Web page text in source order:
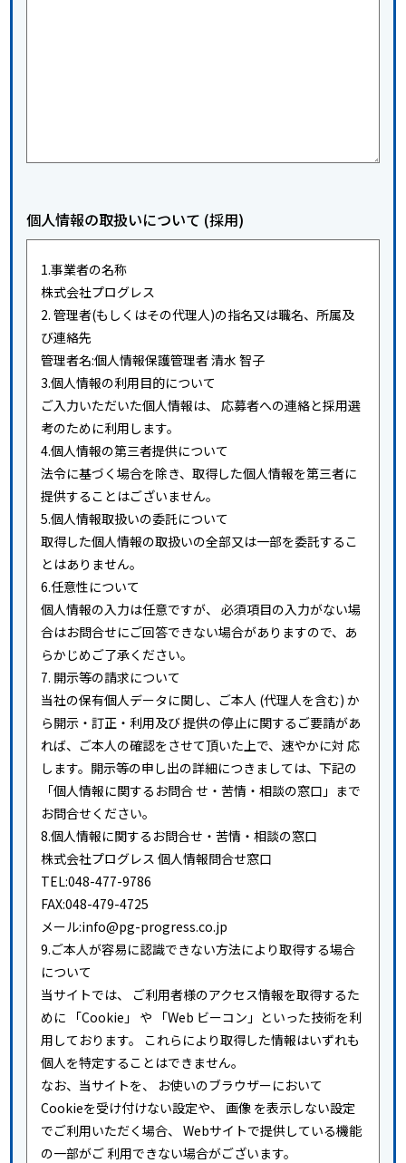
個人情報の取扱いについて (採用)
1.事業者の名称
株式会社プログレス
2. 管理者(もしくはその代理人)の指名又は職名、所属及
び連絡先
管理者名:個人情報保護管理者 清水 智子
3.個人情報の利用目的について
ご入力いただいた個人情報は、 応募者への連絡と採用選
考のために利用します。
4.個人情報の第三者提供について
法令に基づく場合を除き、取得した個人情報を第三者に
提供することはございません。
5.個人情報取扱いの委託について
取得した個人情報の取扱いの全部又は一部を委託するこ
とはありません。
6.任意性について
個人情報の入力は任意ですが、 必須項目の入力がない場
合はお問合せにご回答できない場合がありますので、あ
らかじめご了承ください。
7. 開示等の請求について
当社の保有個人データに関し、ご本人 (代理人を含む) か
ら開示・訂正・利用及び 提供の停止に関するご要請があ
れば、ご本人の確認をさせて頂いた上で、速やかに対 応
します。開示等の申し出の詳細につきましては、下記の
「個人情報に関するお問合 せ・苦情・相談の窓口」まで
お問合せください。
8.個人情報に関するお問合せ・苦情・相談の窓口
株式会社プログレス 個人情報問合せ窓口
TEL:048-477-9786
FAX:048-479-4725
メール:info@pg-progress.co.jp
9.ご本人が容易に認識できない方法により取得する場合
について
当サイトでは、 ご利用者様のアクセス情報を取得するた
めに 「Cookie」 や 「Web ビーコン」といった技術を利
用しております。 これらにより取得した情報はいずれも
個人を特定することはできません。
なお、当サイトを、 お使いのブラウザーにおいて
Cookieを受け付けない設定や、 画像 を表示しない設定
でご利用いただく場合、 Webサイトで提供している機能
の一部がご 利用できない場合がございます。